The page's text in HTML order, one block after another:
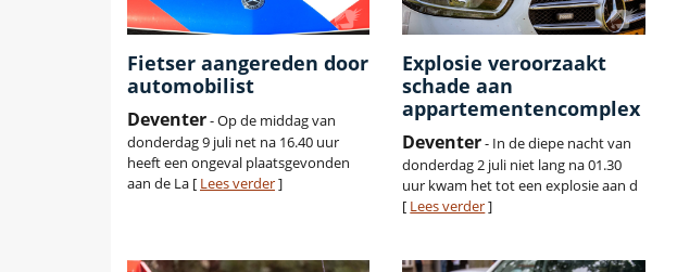
Fietser aangereden door
automobilist
Deventer- Op de middag van
donderdag 9 juli net na 16.40 uur
heeft een ongeval plaatsgevonden
aan de La [ Lees verder]
Explosie veroorzaakt
schade aan
appartementencomplex
Deventer- In de diepe nacht van
donderdag 2 juli niet lang na 01.30
uur kwam het tot een explosie aan d
[ Lees verder]